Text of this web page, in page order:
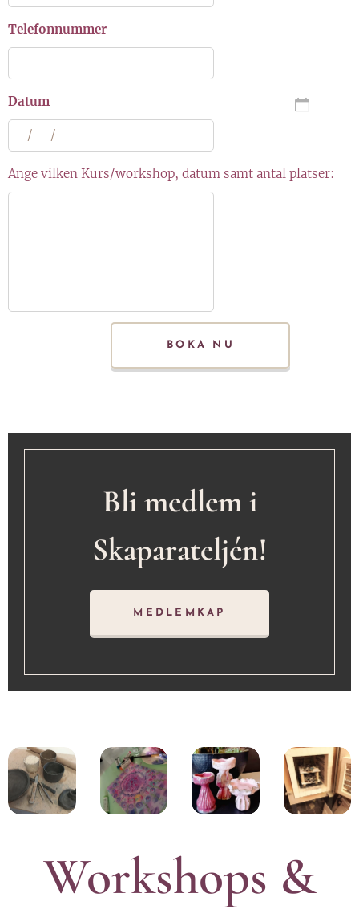
Telefonnummer
Datum
Ange vilken Kurs/workshop, datum samt antal platser:
BOKA NU
Bli medlem i
Skaparateljén!
MEDLEMKAP
Workshops &